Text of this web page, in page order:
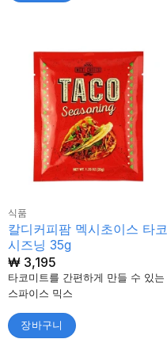
식품
칼디커피팜 멕시초이스 타코
시즈닝 35g
₩3,195
타코미트를 간편하게 만들 수 있는
스파이스 믹스
장바구니